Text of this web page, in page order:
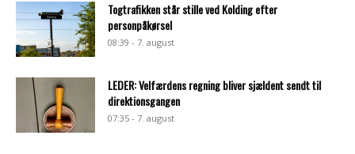
Togtrafikken står stille ved Kolding efter
personpåkørsel
08:39 - 7. august
LEDER: Velfærdens regning bliver sjældent sendt til
direktionsgangen
07:35 - 7. august